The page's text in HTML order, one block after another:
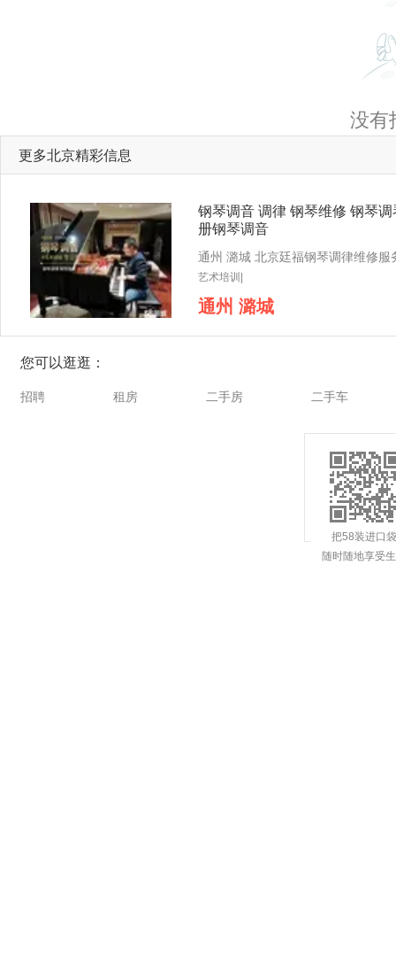
没有
更多北京精彩信息
钢琴调音 调律 钢琴维修 钢琴调
册钢琴调音
艺术培训|
通州 潞城
您可以逛逛：
招聘 租房 二手房 二手车
把58装进口袋
随时随地享受